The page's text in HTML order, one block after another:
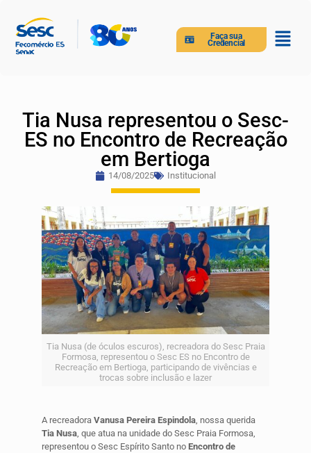
Faça sua
Credencial
Tia Nusa representou o Sesc-
ES no Encontro de Recreação
em Bertioga
14/08/2025 Institucional
Tia Nusa (de óculos escuros), recreadora do Sesc Praia
Formosa, representou o Sesc ES no Encontro de
Recreação em Bertioga, participando de vivências e
trocas sobre inclusão e lazer
A recreadora Vanusa Pereira Espindola, nossa querida
Tia Nusa, que atua na unidade do Sesc Praia Formosa,
representou o Sesc Espírito Santo no Encontro de